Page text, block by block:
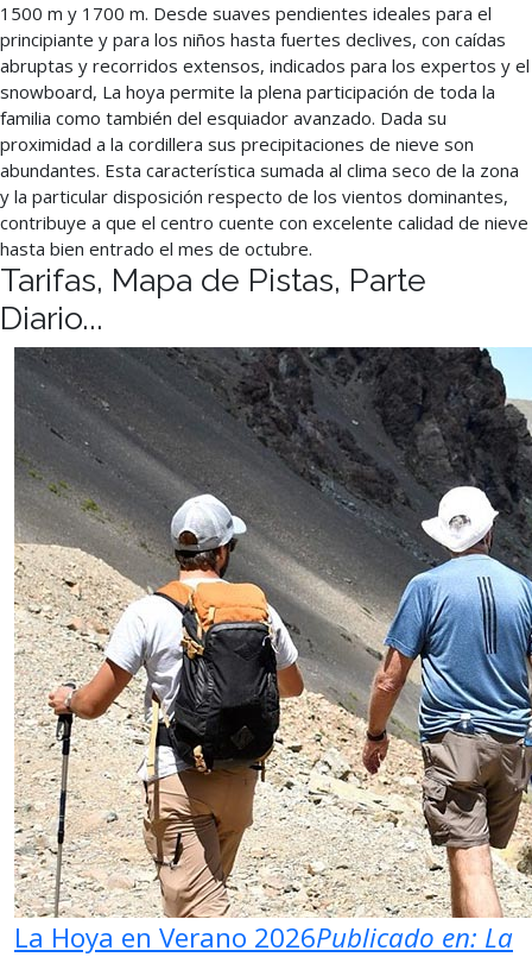
1500 m y 1700 m. Desde suaves pendientes ideales para el
principiante y para los niños hasta fuertes declives, con caídas
abruptas y recorridos extensos, indicados para los expertos y el
snowboard, La hoya permite la plena participación de toda la
familia como también del esquiador avanzado. Dada su
proximidad a la cordillera sus precipitaciones de nieve son
abundantes. Esta característica sumada al clima seco de la zona
y la particular disposición respecto de los vientos dominantes,
contribuye a que el centro cuente con excelente calidad de nieve
hasta bien entrado el mes de octubre.
Tarifas, Mapa de Pistas, Parte
Diario...
La Hoya en Verano 2026Publicado en: La